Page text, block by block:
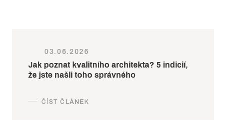
03.06.2026
Jak poznat kvalitního architekta? 5 indicií,
že jste našli toho správného